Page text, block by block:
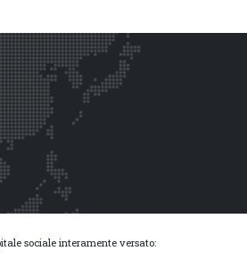
sociale interamente versato: